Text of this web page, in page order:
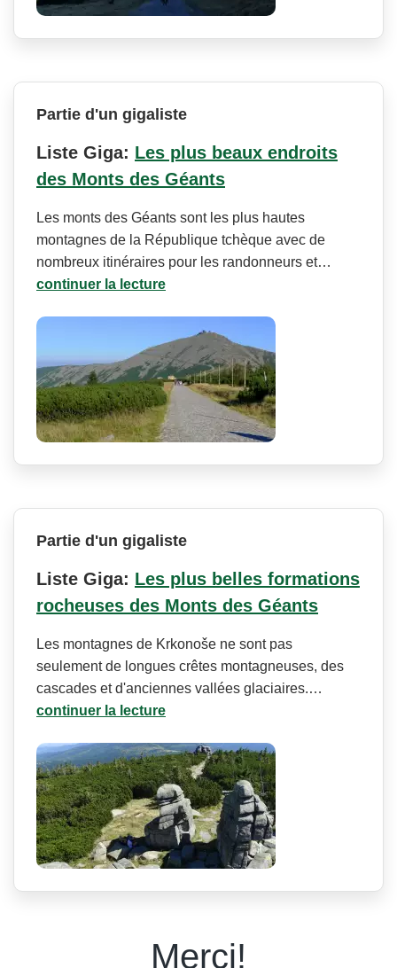
Partie d'un gigaliste
Liste Giga: Les plus beaux endroits
des Monts des Géants
Les monts des Géants sont les plus hautes
montagnes de la République tchèque avec de
nombreux itinéraires pour les randonneurs et…
continuer la lecture
Partie d'un gigaliste
Liste Giga: Les plus belles formations
rocheuses des Monts des Géants
Les montagnes de Krkonoše ne sont pas
seulement de longues crêtes montagneuses, des
cascades et d'anciennes vallées glaciaires.…
continuer la lecture
Merci!